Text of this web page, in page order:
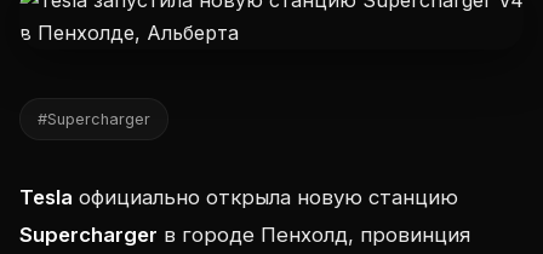
#Supercharger
Tesla официально открыла новую станцию
Supercharger в городе Пенхолд, провинция